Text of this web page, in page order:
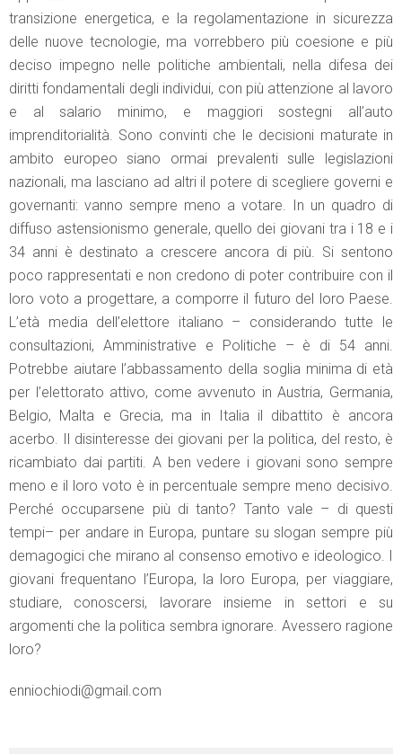
transizione energetica, e la regolamentazione in sicurezza
delle nuove tecnologie, ma vorrebbero più coesione e più
deciso impegno nelle politiche ambientali, nella difesa dei
diritti fondamentali degli individui, con più attenzione al lavoro
e al salario minimo, e maggiori sostegni all’auto
imprenditorialità. Sono convinti che le decisioni maturate in
ambito europeo siano ormai prevalenti sulle legislazioni
nazionali, ma lasciano ad altri il potere di scegliere governi e
governanti: vanno sempre meno a votare. In un quadro di
diffuso astensionismo generale, quello dei giovani tra i 18 e i
34 anni è destinato a crescere ancora di più. Si sentono
poco rappresentati e non credono di poter contribuire con il
loro voto a progettare, a comporre il futuro del loro Paese.
L’età media dell’elettore italiano – considerando tutte le
consultazioni, Amministrative e Politiche – è di 54 anni.
Potrebbe aiutare l’abbassamento della soglia minima di età
per l’elettorato attivo, come avvenuto in Austria, Germania,
Belgio, Malta e Grecia, ma in Italia il dibattito è ancora
acerbo. Il disinteresse dei giovani per la politica, del resto, è
ricambiato dai partiti. A ben vedere i giovani sono sempre
meno e il loro voto è in percentuale sempre meno decisivo.
Perché occuparsene più di tanto? Tanto vale – di questi
tempi– per andare in Europa, puntare su slogan sempre più
demagogici che mirano al consenso emotivo e ideologico. I
giovani frequentano l’Europa, la loro Europa, per viaggiare,
studiare, conoscersi, lavorare insieme in settori e su
argomenti che la politica sembra ignorare. Avessero ragione
loro?
enniochiodi@gmail.com